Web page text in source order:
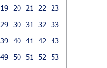
19 20 21 22
23
29 30 31 32
33
39 40 41 42
43
49 50 51 52
53